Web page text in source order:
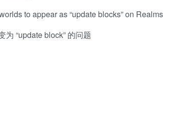
to appear as “update blocks” on Realms
“update block” 的问题